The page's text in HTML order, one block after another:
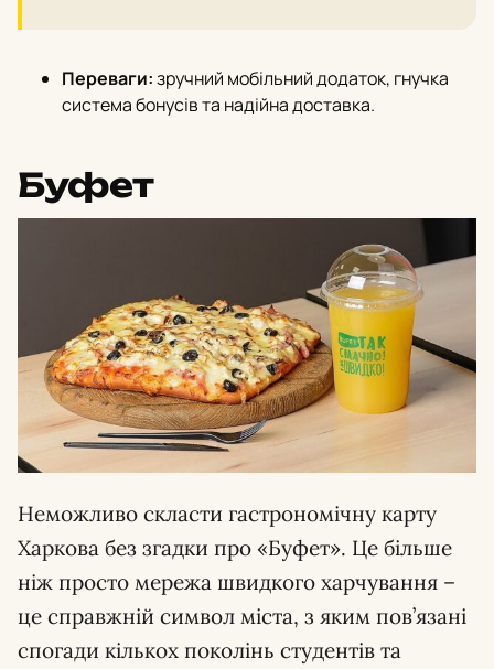
Переваги:зручний мобільний додаток, гнучка
система бонусів та надійна доставка.
Буфет
Неможливо скласти гастрономічну карту
Харкова без згадки про «Буфет». Це більше
ніж просто мережа швидкого харчування –
це справжній символ міста, з яким пов’язані
спогади кількох поколінь студентів та